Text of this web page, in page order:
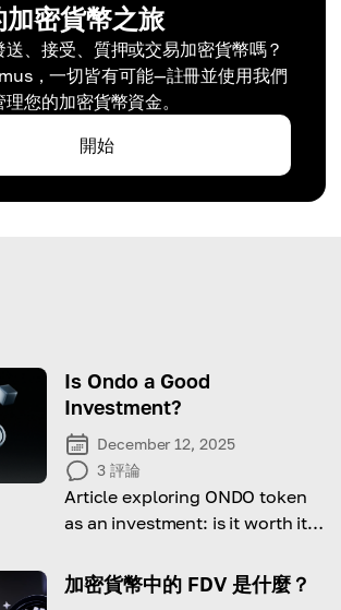
密貨幣之旅
、接受、質押或交易加密貨幣嗎？
，一切皆有可能—註冊並使用我們
您的加密貨幣資金。
開始
Is Ondo a Good
Investment?
December 12, 2025
3 評論
Article exploring ONDO token
as an investment: is it worth it
doing it.
加密貨幣中的 FDV 是什麼？